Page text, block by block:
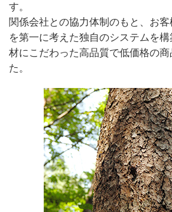
す。
関係会社との協力体制のもと、お
を第一に考えた独自のシステムを
材にこだわった高品質で低価格の
た。